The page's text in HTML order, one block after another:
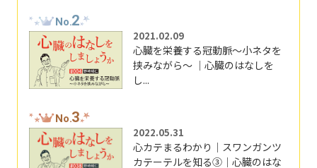
No.2
2021.02.09
心臓を栄養する冠動脈～小ネタを
挟みながら～ ｜心臓のはなしを
し...
No.3
2022.05.31
心カテまるわかり｜スワンガンツ
カテーテルを知る③｜心臓のはな